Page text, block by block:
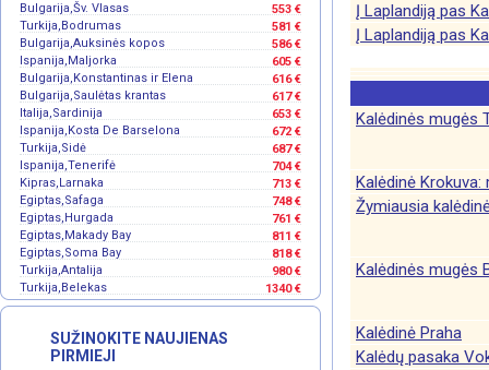
553 €
Bulgarija,Šv. Vlasas
581 €
Turkija,Bodrumas
586 €
Bulgarija,Auksinės kopos
605 €
Ispanija,Maljorka
616 €
Bulgarija,Konstantinas ir Elena
617 €
Bulgarija,Saulėtas krantas
653 €
Italija,Sardinija
672 €
Ispanija,Kosta De Barselona
687 €
Turkija,Sidė
704 €
Ispanija,Tenerifė
713 €
Kipras,Larnaka
748 €
Egiptas,Safaga
761 €
Egiptas,Hurgada
811 €
Egiptas,Makady Bay
818 €
Egiptas,Soma Bay
980 €
Turkija,Antalija
1340 €
Turkija,Belekas
SUŽINOKITE NAUJIENAS
PIRMIEJI
Į Laplandiją pas
Į Laplandiją pas
Kalėdinės mugės
Kalėdinė
Žymiausia
Kalėdinės mugės
Kalėdinė Praha
Kalėdų pasaka